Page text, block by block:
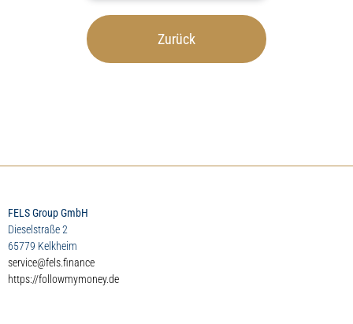
Zurück
FELS Group GmbH
Dieselstraße 2
65779 Kelkheim
service@fels.finance
https://followmymoney.de